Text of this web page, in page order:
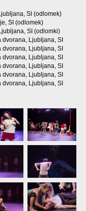
SI (odlomek)
SI (odlomek)
SI (odlomki)
Ljubljana, SI
Ljubljana, SI
Ljubljana, SI
Ljubljana, SI
Ljubljana, SI
Ljubljana, SI